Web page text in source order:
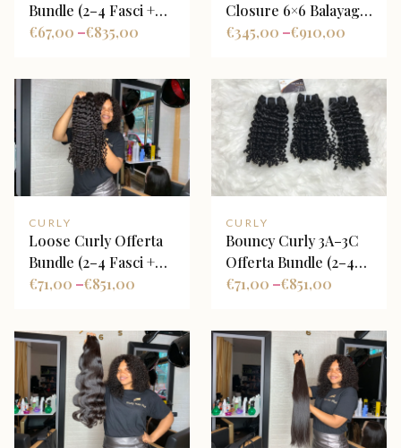
Bundle (2–4 Fasci +
Closure Opzionale)
67,00
€ – 835,00
€
Closure 6×6 Balayage
Biondo Miele con
345,00
€ – 910,00
€
CURLY
Loose Curly Offerta
Bundle (2–4 Fasci +
Closure Opzionale)
71,00
€ – 851,00
€
CURLY
Bouncy Curly 3A–3C
Offerta Bundle (2–4
Fasci + Closure
71,00
€ – 851,00
€